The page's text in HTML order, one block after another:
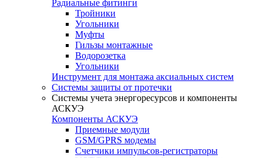
Радиальные фитинги
Тройники
Угольники
Муфты
Гильзы монтажные
Водорозетка
Угольники
Инструмент для монтажа аксиальных систем
Системы защиты от протечки
Системы учета энергоресурсов и компоненты
АСКУЭ
Компоненты АСКУЭ
Приемные модули
GSM/GPRS модемы
Счетчики импульсов-регистраторы